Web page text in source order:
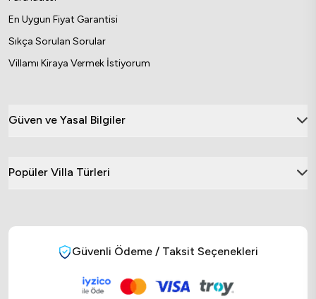
En Uygun Fiyat Garantisi
Sıkça Sorulan Sorular
Villamı Kiraya Vermek İstiyorum
Güven ve Yasal Bilgiler
Popüler Villa Türleri
Güvenli Ödeme / Taksit Seçenekleri